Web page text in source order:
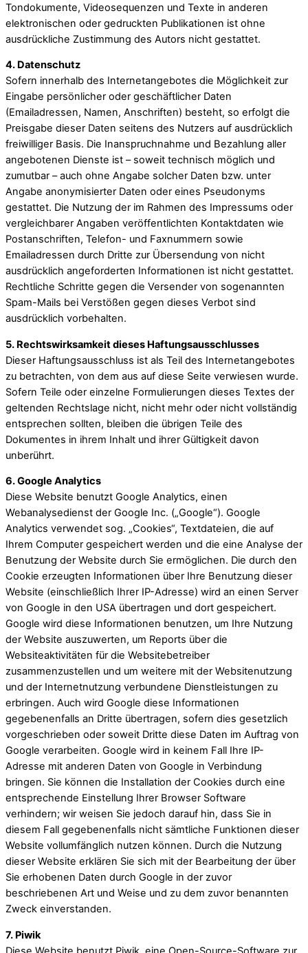
Tondokumente, Videosequenzen und Texte in anderen
elektronischen oder gedruckten Publikationen ist ohne
ausdrückliche Zustimmung des Autors nicht gestattet.
4. Datenschutz
Sofern innerhalb des Internetangebotes die Möglichkeit zur
Eingabe persönlicher oder geschäftlicher Daten
(Emailadressen, Namen, Anschriften) besteht, so erfolgt die
Preisgabe dieser Daten seitens des Nutzers auf ausdrücklich
freiwilliger Basis. Die Inanspruchnahme und Bezahlung aller
angebotenen Dienste ist – soweit technisch möglich und
zumutbar – auch ohne Angabe solcher Daten bzw. unter
Angabe anonymisierter Daten oder eines Pseudonyms
gestattet. Die Nutzung der im Rahmen des Impressums oder
vergleichbarer Angaben veröffentlichten Kontaktdaten wie
Postanschriften, Telefon- und Faxnummern sowie
Emailadressen durch Dritte zur Übersendung von nicht
ausdrücklich angeforderten Informationen ist nicht gestattet.
Rechtliche Schritte gegen die Versender von sogenannten
Spam-Mails bei Verstößen gegen dieses Verbot sind
ausdrücklich vorbehalten.
5. Rechtswirksamkeit dieses Haftungsausschlusses
Dieser Haftungsausschluss ist als Teil des Internetangebotes
zu betrachten, von dem aus auf diese Seite verwiesen wurde.
Sofern Teile oder einzelne Formulierungen dieses Textes der
geltenden Rechtslage nicht, nicht mehr oder nicht vollständig
entsprechen sollten, bleiben die übrigen Teile des
Dokumentes in ihrem Inhalt und ihrer Gültigkeit davon
unberührt.
6. Google Analytics
Diese Website benutzt Google Analytics, einen
Webanalysedienst der Google Inc. („Google“). Google
Analytics verwendet sog. „Cookies“, Textdateien, die auf
Ihrem Computer gespeichert werden und die eine Analyse der
Benutzung der Website durch Sie ermöglichen. Die durch den
Cookie erzeugten Informationen über Ihre Benutzung dieser
Website (einschließlich Ihrer IP-Adresse) wird an einen Server
von Google in den USA übertragen und dort gespeichert.
Google wird diese Informationen benutzen, um Ihre Nutzung
der Website auszuwerten, um Reports über die
Websiteaktivitäten für die Websitebetreiber
zusammenzustellen und um weitere mit der Websitenutzung
und der Internetnutzung verbundene Dienstleistungen zu
erbringen. Auch wird Google diese Informationen
gegebenenfalls an Dritte übertragen, sofern dies gesetzlich
vorgeschrieben oder soweit Dritte diese Daten im Auftrag von
Google verarbeiten. Google wird in keinem Fall Ihre IP-
Adresse mit anderen Daten von Google in Verbindung
bringen. Sie können die Installation der Cookies durch eine
entsprechende Einstellung Ihrer Browser Software
verhindern; wir weisen Sie jedoch darauf hin, dass Sie in
diesem Fall gegebenenfalls nicht sämtliche Funktionen dieser
Website vollumfänglich nutzen können. Durch die Nutzung
dieser Website erklären Sie sich mit der Bearbeitung der über
Sie erhobenen Daten durch Google in der zuvor
beschriebenen Art und Weise und zu dem zuvor benannten
Zweck einverstanden.
7. Piwik